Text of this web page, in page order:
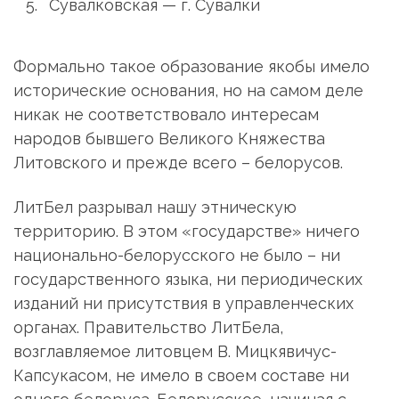
Сувалковская — г. Сувалки
Формально такое образование якобы имело
исторические основания, но на самом деле
никак не соответствовало интересам
народов бывшего Великого Княжества
Литовского и прежде всего – белорусов.
ЛитБел разрывал нашу этническую
территорию. В этом «государстве» ничего
национально-белорусского не было – ни
государственного языка, ни периодических
изданий ни присутствия в управленческих
органах. Правительство ЛитБела,
возглавляемое литовцем В. Мицкявичус-
Капсукасом, не имело в своем составе ни